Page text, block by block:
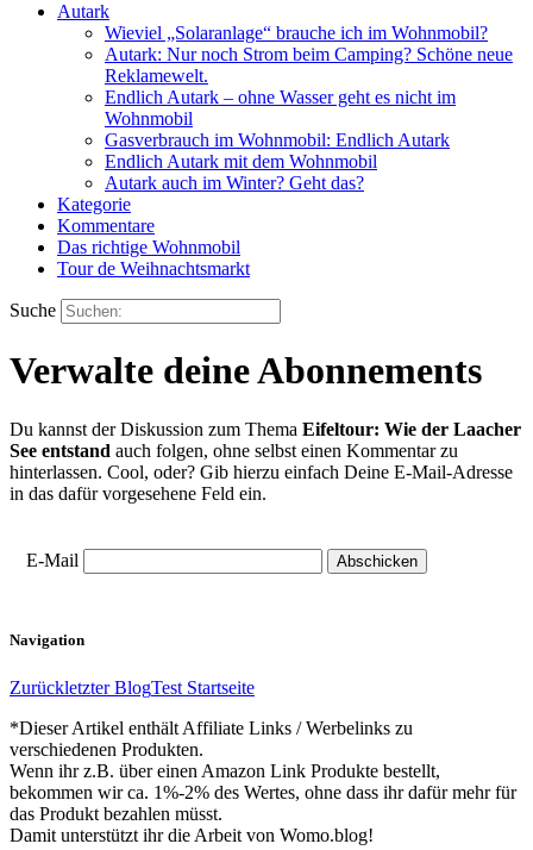
Autark
Wieviel „Solaranlage“ brauche ich im Wohnmobil?
Autark: Nur noch Strom beim Camping? Schöne neue
Reklamewelt.
Endlich Autark – ohne Wasser geht es nicht im
Wohnmobil
Gasverbrauch im Wohnmobil: Endlich Autark
Endlich Autark mit dem Wohnmobil
Autark auch im Winter? Geht das?
Kategorie
Kommentare
Das richtige Wohnmobil
Tour de Weihnachtsmarkt
Suche
Verwalte deine Abonnements
Du kannst der Diskussion zum Thema Eifeltour: Wie der Laacher
See entstand auch folgen, ohne selbst einen Kommentar zu
hinterlassen. Cool, oder? Gib hierzu einfach Deine E-Mail-Adresse
in das dafür vorgesehene Feld ein.
E-Mail
Navigation
Zurückletzter BlogTest Startseite
*Dieser Artikel enthält Affiliate Links / Werbelinks zu
verschiedenen Produkten.
Wenn ihr z.B. über einen Amazon Link Produkte bestellt,
bekommen wir ca. 1%-2% des Wertes, ohne dass ihr dafür mehr für
das Produkt bezahlen müsst.
Damit unterstützt ihr die Arbeit von Womo.blog!